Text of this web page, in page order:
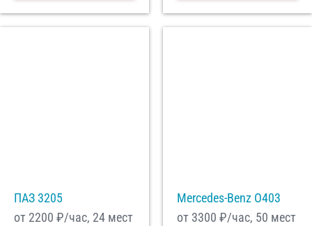
ПАЗ 3205
от 2200 ₽/час, 24 мест
Mercedes-Benz О403
от 3300 ₽/час, 50 мест